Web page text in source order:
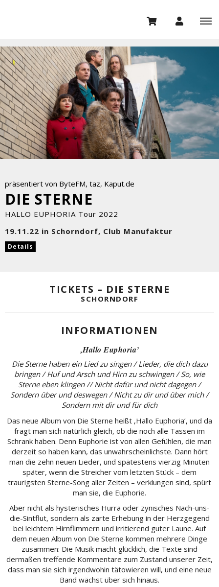
präsentiert von ByteFM, taz, Kaput.de
DIE STERNE
HALLO EUPHORIA Tour 2022
19.11.22 in Schorndorf, Club Manufaktur
Details
TICKETS – DIE STERNE
SCHORNDORF
INFORMATIONEN
‚Hallo Euphoria’
Die Sterne haben ein Lied zu singen / Lieder, die dich dazu
bringen / Huf und Arsch und Hirn zu schwingen / So, wie
Sterne eben klingen // Nicht dafür und nicht dagegen /
Sondern über und deswegen / Nicht zu dir und über mich /
Sondern mit dir und für dich
Das neue Album von Die Sterne heißt ‚Hallo Euphoria’, und da
fragt man sich natürlich gleich, ob die noch alle Tassen im
Schrank haben. Denn Euphorie ist von allen Gefühlen, die man
derzeit so haben kann, das unwahrscheinlichste. Dann hört
man die zehn neuen Lieder, und spätestens vierzig Minuten
später, wenn die Streicher vom letzten Stück – dem
traurigsten Sterne-Song aller Zeiten – verklungen sind, spürt
man sie, die Euphorie.
Aber nicht als hysterisches Hurra oder zynisches Nach-uns-
die-Sintflut, sondern als zarte Erhebung in der Herzgegend
bei leichtem Hirnflimmern und irritierend guter Laune. Auf
dem neuen Album von Die Sterne kommen mehrere Dinge
zusammen: Die Musik macht glücklich, die Texte sind
dermaßen treffende Kommentare zum Zustand unserer Zeit,
dass man sie sich irgendwohin tätowieren will, und eine neue
Band wächst über sich hinaus.